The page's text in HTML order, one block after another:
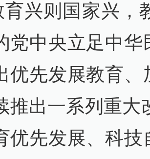
育兴则国家兴，
党中央立足中
优先发展教育
推出一系列重大
优先发展、科